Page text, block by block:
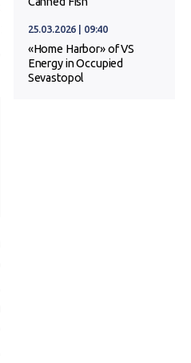
25.03.2026 | 09:40
«Home Harbor» of VS
Energy in Occupied
Sevastopol